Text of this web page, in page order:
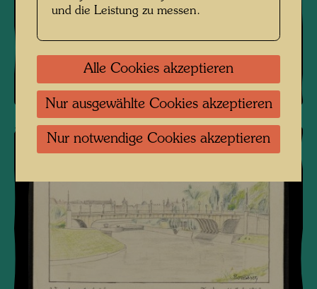
und die Leistung zu messen.
Alle Cookies akzeptieren
Nur ausgewählte Cookies akzeptieren
Nur notwendige Cookies akzeptieren